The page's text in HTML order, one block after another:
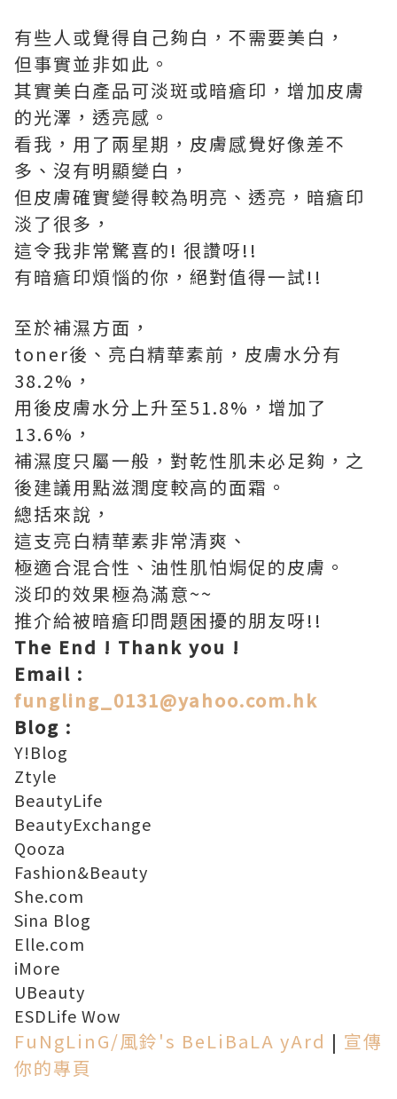
有些人或覺得自己夠白，不需要美白，
但事實並非如此。
其實美白產品可淡斑或暗瘡印，增加皮膚
的光澤，透亮感。
看我，用了兩星期，皮膚感覺好像差不
多、沒有明顯變白，
但皮膚確實變得較為明亮、透亮，暗瘡印
淡了很多，
這令我非常驚喜的! 很讚呀!!
有暗瘡印煩惱的你，絕對值得一試!!
至於補濕方面，
toner後、亮白精華素前，皮膚水分有
38.2%，
用後皮膚水分上升至51.8%，增加了
13.6%，
補濕度只屬一般，對乾性肌未必足夠，之
後建議用點滋潤度較高的面霜。
總括來說，
這支亮白精華素非常清爽、
極適合混合性、油性肌怕焗促的皮膚。
淡印的效果極為滿意~~
推介給被暗瘡印問題困擾的朋友呀!!
The End ! Thank you !
Email :
fungling_0131@yahoo.com.hk
Blog :
Y!Blog
Ztyle
BeautyLife
BeautyExchange
Qooza
Fashion&Beauty
She.com
Sina Blog
Elle.com
iMore
UBeauty
ESDLife Wow
FuNgLinG/風鈴's BeLiBaLA yArd | 宣傳
你的專頁